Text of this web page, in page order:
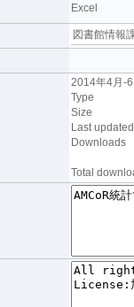
Excel
図書館情報
2014年4月-
Type
Size
Last updated
Downloads
Total